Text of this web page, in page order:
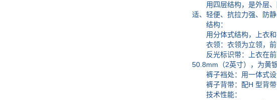
用四层结构，是外层、
适、轻便、抗拉力强、防
结构：
用分体式结构，上衣和
衣领：衣领为立领，前
反光标识带：上衣在前
50.8mm（2英寸），为黄
裤子裆处：用一体式设
裤子背带：配H 型背带
技术性能：